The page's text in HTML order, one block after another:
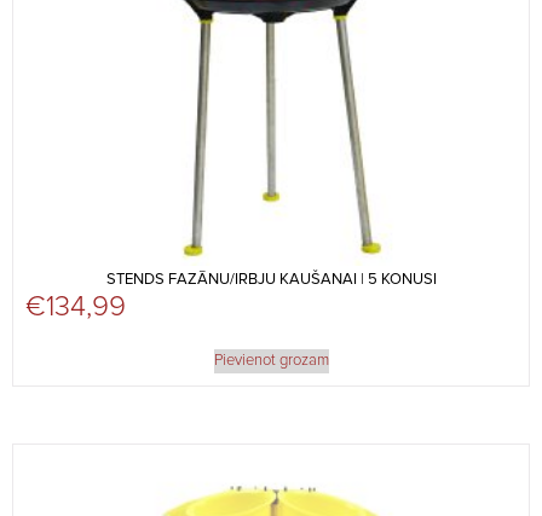
STENDS FAZĀNU/IRBJU KAUŠANAI | 5 KONUSI
€134,99
Pievienot grozam